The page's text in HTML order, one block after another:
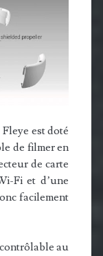
est doté
de filmer en
de carte
Fi et d’une
facilement
au